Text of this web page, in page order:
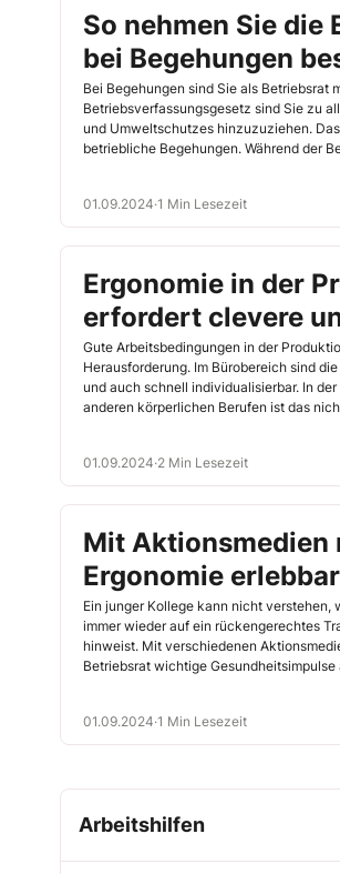
So nehmen Sie die
bei Begehungen
Bei Begehungen sind Sie als Betriebsrat
Betriebsverfassungsgesetz sind Sie zu
und Umweltschutzes hinzuzuziehen.
betriebliche Begehungen. Während der
bewahren, sich ein gutes Bild über die
Versäumnisse Ihres Arbeitgebers zu
zu sehen.
01.09.2024·1 Min Lesezeit
Ergonomie in der
erfordert clevere
spezifische
Gute Arbeitsbedingungen in der
Herausforderung. Im Bürobereich sind
und auch schnell individualisierbar. In
anderen körperlichen Berufen ist das
01.09.2024·2 Min Lesezeit
Mit Aktionsmedien
Ergonomie erlebbar
Ein junger Kollege kann nicht verstehen,
immer wieder auf ein rückengerechtes
hinweist. Mit verschiedenen
Betriebsrat wichtige Gesundheitsimpulse
01.09.2024·1 Min Lesezeit
Arbeitshilfen